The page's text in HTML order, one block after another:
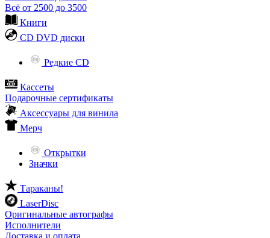
Всё от 2500 до 3500
Книги
CD DVD диски
Редкие CD
Кассеты
Подарочные сертификаты
Аксессуары для винила
Мерч
Открытки
Значки
Тараканы!
LaserDisc
Оригинальные автографы
Исполнители
Доставка и оплата